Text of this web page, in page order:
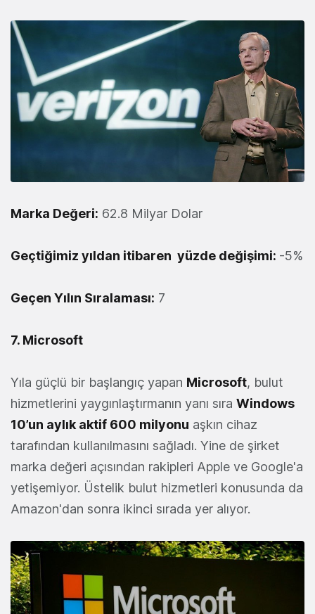
Marka Değeri: 62.8 Milyar Dolar
Geçtiğimiz yıldan itibaren yüzde değişimi: -5%
Geçen Yılın Sıralaması: 7
7. Microsoft
Yıla güçlü bir başlangıç yapan Microsoft, bulut
hizmetlerini yaygınlaştırmanın yanı sıra Windows
10’un aylık aktif 600 milyonu aşkın cihaz
tarafından kullanılmasını sağladı. Yine de şirket
marka değeri açısından rakipleri Apple ve Google'a
yetişemiyor. Üstelik bulut hizmetleri konusunda da
Amazon'dan sonra ikinci sırada yer alıyor.